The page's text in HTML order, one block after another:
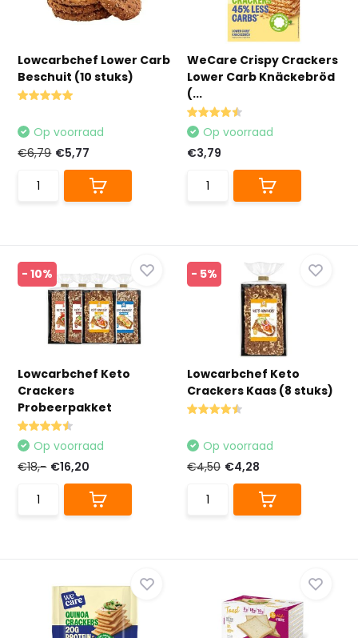
Lowcarbchef Lower Carb
Beschuit (10 stuks)
Op voorraad
€6,79 €5,77
WeCare Crispy Crackers
Lower Carb Knäckebröd
(...
Op voorraad
€3,79
- 10%
Lowcarbchef Keto
Crackers
Probeerpakket
Op voorraad
€18,- €16,20
- 5%
Lowcarbchef Keto
Crackers Kaas (8 stuks)
Op voorraad
€4,50 €4,28